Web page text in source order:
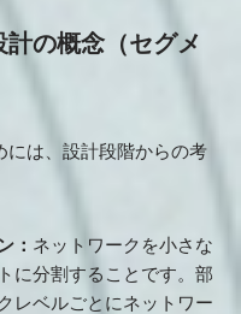
の概念（セグメ
には、設計段階からの考
： ネットワークを小さな
に分割することです。部
レベルごとにネットワー